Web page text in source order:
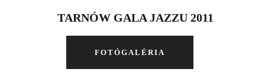
TARNÓW GALA JAZZU 2011
FOTÓGALÉRIA